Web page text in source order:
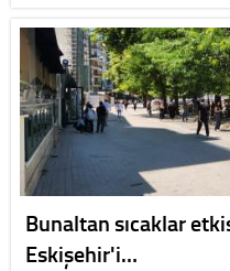
Bunaltan sıcaklar
Eskişehir'i…